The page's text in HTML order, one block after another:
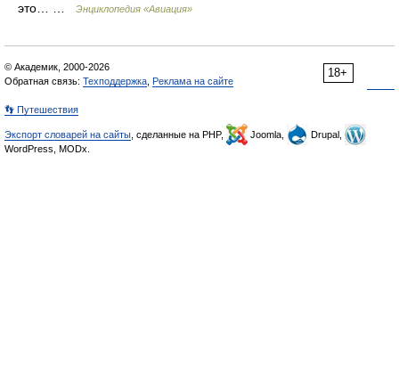
это… …
Энциклопедия «Авиация»
18+
© Академик, 2000-2026
Обратная связь: Техподдержка Реклама на сайте
👣 Путешествия
Экспорт словарей на сайты , сделанные на PHP, Joomla,
Drupal,
WordPress, MODx.